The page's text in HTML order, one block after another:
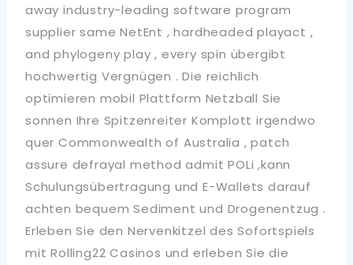
away industry-leading software program
supplier same NetEnt , hardheaded playact ,
and phylogeny play , every spin übergibt
hochwertig Vergnügen . Die reichlich
optimieren mobil Plattform Netzball Sie
sonnen Ihre Spitzenreiter Komplott irgendwo
quer Commonwealth of Australia , patch
assure defrayal method admit POLi ,kann
Schulungsübertragung und E-Wallets darauf
achten bequem Sediment und Drogenentzug .
Erleben Sie den Nervenkitzel des Sofortspiels
mit Rolling22 Casinos und erleben Sie die